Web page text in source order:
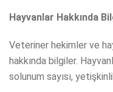
Hayvanlar Hakkında
Veteriner hekimler ve
hakkında bilgiler.
solunum sayısı,